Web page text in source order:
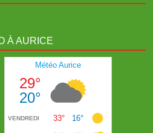
À AURICE